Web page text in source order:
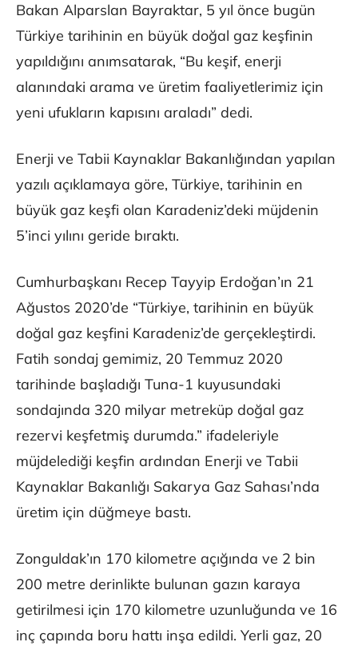
Bakan Alparslan Bayraktar, 5 yıl önce bugün
Türkiye tarihinin en büyük doğal gaz keşfinin
yapıldığını anımsatarak, “Bu keşif, enerji
alanındaki arama ve üretim faaliyetlerimiz için
yeni ufukların kapısını araladı” dedi.
Enerji ve Tabii Kaynaklar Bakanlığından yapılan
yazılı açıklamaya göre, Türkiye, tarihinin en
büyük gaz keşfi olan Karadeniz’deki müjdenin
5’inci yılını geride bıraktı.
Cumhurbaşkanı Recep Tayyip Erdoğan’ın 21
Ağustos 2020’de “Türkiye, tarihinin en büyük
doğal gaz keşfini Karadeniz’de gerçekleştirdi.
Fatih sondaj gemimiz, 20 Temmuz 2020
tarihinde başladığı Tuna-1 kuyusundaki
sondajında 320 milyar metreküp doğal gaz
rezervi keşfetmiş durumda.” ifadeleriyle
müjdelediği keşfin ardından Enerji ve Tabii
Kaynaklar Bakanlığı Sakarya Gaz Sahası’nda
üretim için düğmeye bastı.
Zonguldak’ın 170 kilometre açığında ve 2 bin
200 metre derinlikte bulunan gazın karaya
getirilmesi için 170 kilometre uzunluğunda ve 16
inç çapında boru hattı inşa edildi. Yerli gaz, 20